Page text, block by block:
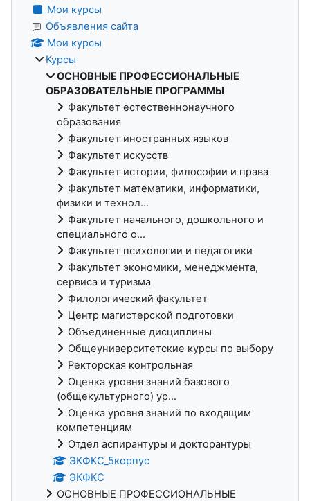
Мои курсы
Объявления сайта
Мои курсы
Курсы
ОСНОВНЫЕ ПРОФЕССИОНАЛЬНЫЕ
ОБРАЗОВАТЕЛЬНЫЕ ПРОГРАММЫ
Факультет естественнонаучного
образования
Факультет иностранных языков
Факультет искусств
Факультет истории, философии и права
Факультет математики, информатики,
физики и технол...
Факультет начального, дошкольного и
специального о...
Факультет психологии и педагогики
Факультет экономики, менеджмента,
сервиса и туризма
Филологический факультет
Центр магистерской подготовки
Объединенные дисциплины
Общеуниверситетские курсы по выбору
Ректорская контрольная
Оценка уровня знаний базового
(общекультурного) ур...
Оценка уровня знаний по входящим
компетенциям
Отдел аспирантуры и докторантуры
ЭКФКС_5корпус
ЭКФКС
ОСНОВНЫЕ ПРОФЕССИОНАЛЬНЫЕ